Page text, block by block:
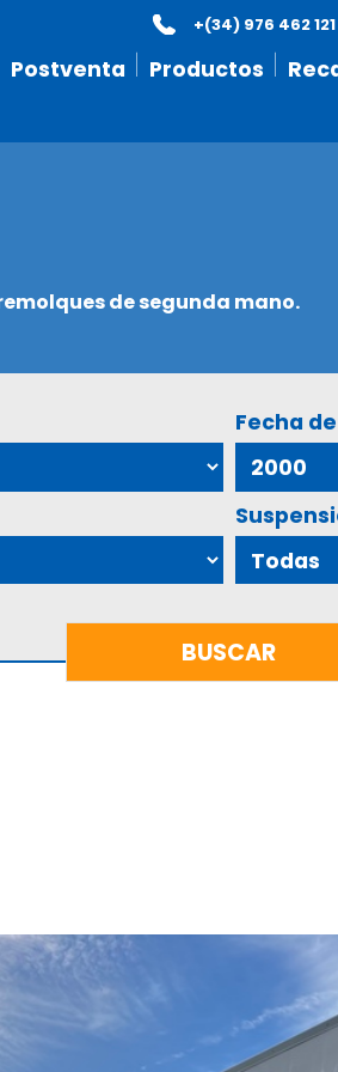
Postventa Productos
+(34) 976 462 121
de segunda mano.
Fecha